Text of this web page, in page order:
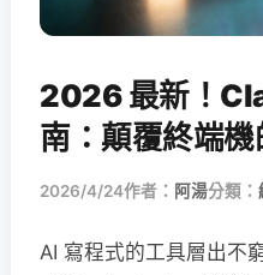
2026 最新！
南：顛覆終端
2026/4/24作者： 阿湯分類：
AI 寫程式的工具層出不